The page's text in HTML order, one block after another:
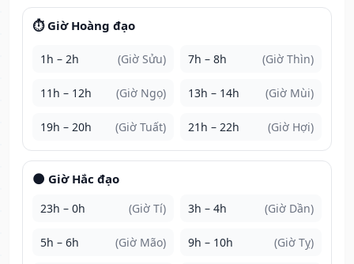
⏱️ Giờ Hoàng đạo
1h – 2h (Giờ Sửu) 7h – 8h (Giờ Thìn)
11h – 12h (Giờ Ngọ) 13h – 14h (Giờ Mùi)
19h – 20h (Giờ Tuất) 21h – 22h (Giờ Hợi)
🌑 Giờ Hắc đạo
23h – 0h (Giờ Tí) 3h – 4h (Giờ Dần)
5h – 6h (Giờ Mão) 9h – 10h (Giờ Tỵ)